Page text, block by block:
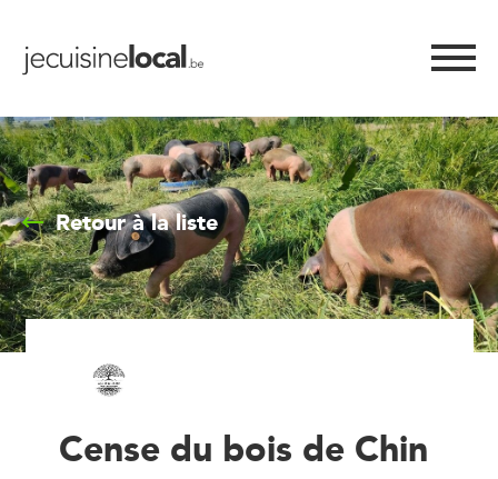
Retour à la liste
Cense du bois de Chin